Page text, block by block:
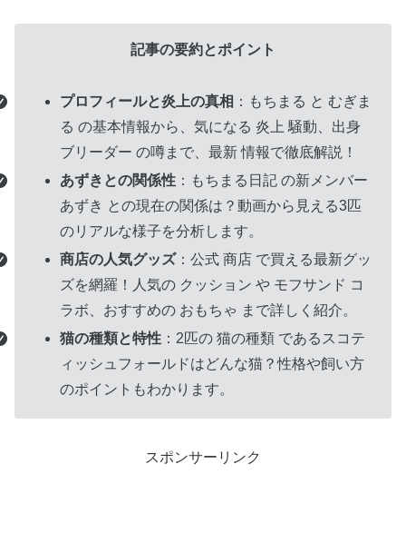
記事の要約とポイント
プロフィールと炎上の真相 ：もちまる と むぎま
る の基本情報から、気になる 炎上 騒動、出身
ブリーダー の噂まで、最新 情報で徹底解説！
あずきとの関係性 ：もちまる日記 の新メンバー
あずき との現在の関係は？動画から見える3匹
のリアルな様子を分析します。
商店の人気グッズ：公式 商店 で買える最新グッ
ズを網羅！人気の クッション や モフサンド コ
ラボ、おすすめの おもちゃ まで詳しく紹介。
猫の種類と特性 ：2匹の 猫の種類 であるスコテ
ィッシュフォールドはどんな猫？性格や飼い方
のポイントもわかります。
スポンサーリンク